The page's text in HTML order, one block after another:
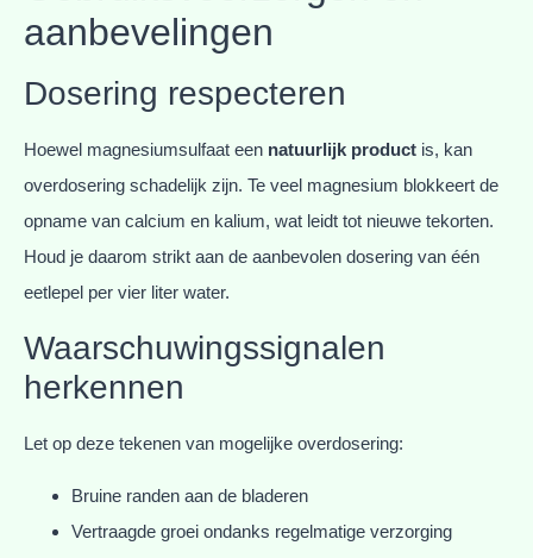
aanbevelingen
Dosering respecteren
Hoewel magnesiumsulfaat een natuurlijk product is, kan
overdosering schadelijk zijn. Te veel magnesium blokkeert de
opname van calcium en kalium, wat leidt tot nieuwe tekorten.
Houd je daarom strikt aan de aanbevolen dosering van één
eetlepel per vier liter water.
Waarschuwingssignalen
herkennen
Let op deze tekenen van mogelijke overdosering:
Bruine randen aan de bladeren
Vertraagde groei ondanks regelmatige verzorging